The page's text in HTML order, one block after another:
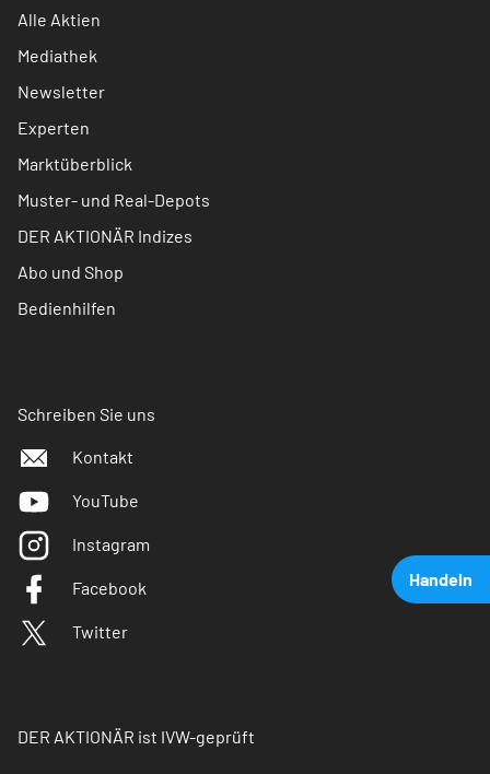
Handeln
Alle Aktien
Mediathek
Newsletter
Experten
Marktüberblick
Muster- und Real-Depots
DER AKTIONÄR Indizes
Abo und Shop
Bedienhilfen
Schreiben Sie uns
Kontakt
YouTube
Instagram
Facebook
Twitter
DER AKTIONÄR ist IVW-geprüft